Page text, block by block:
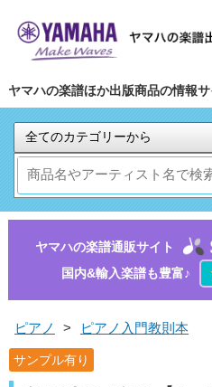
ヤマハの楽譜ほか出版商品の情報サ
ヤマハの楽譜通販サイト
国内&輸入楽譜も豊富♪
ピアノ > ピアノ入門教則本
サンプル有り